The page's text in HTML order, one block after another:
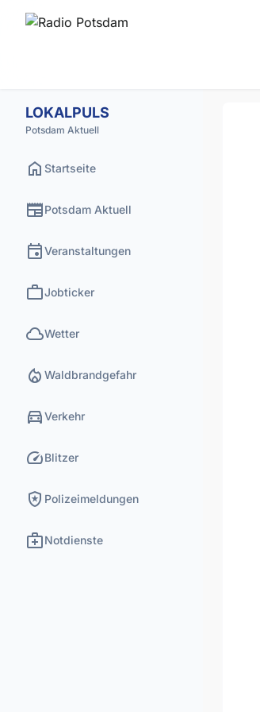
LOKALPULS
Potsdam Aktuell
home Startseite
newspaperPotsdam Aktuell
eventVeranstaltungen
workJobticker
cloudWetter
local_fire_department Waldbrandgefahr
directions_carVerkehr
speedBlitzer
local_police Polizeimeldungen
medical_servicesNotdienste